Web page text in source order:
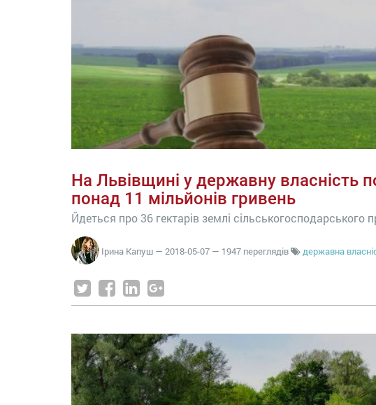
На Львівщині у державну власність
понад 11 мільйонів гривень
Йдеться про 36 гектарів землі сільськогосподарського
Ірина Капуш — 2018-05-07 — 1947 переглядів державна